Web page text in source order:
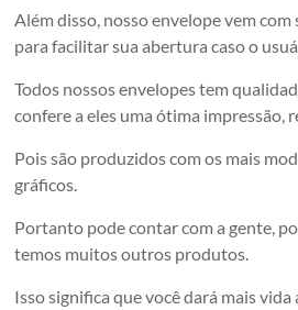
Além disso, nosso envelope vem
para facilitar sua abertura caso o
Todos nossos envelopes tem
confere a eles uma ótima impressão,
Pois são produzidos com os mais
gráficos.
Portanto pode contar com a gente,
temos muitos outros produtos.
Isso significa que você dará mais vida